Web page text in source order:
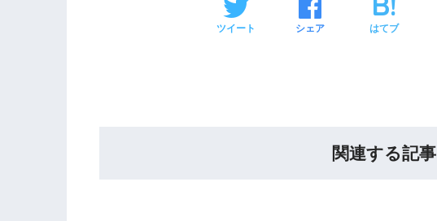
ツイート シェア はてブ
関連する記事